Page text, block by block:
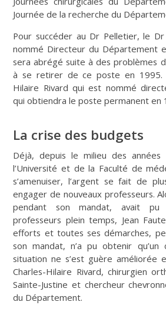
Journée de la recherche du
Pour succéder au Dr Pelletier, le Dr
nommé Directeur du Département
sera abrégé suite à des problèmes
à se retirer de ce poste en 1995.
Hilaire Rivard qui est nommé
qui obtiendra le poste permanent en
La crise des budgets
Déjà, depuis le milieu des
l’Université et de la Faculté de
s’amenuiser, l’argent se fait de
engager de nouveaux professeurs.
pendant son mandat, avait pu
professeurs plein temps, Jean
efforts et toutes ses démarches,
son mandat, n’a pu obtenir qu’un
situation ne s’est guère améliorée
Charles-Hilaire Rivard, chirurgien
Sainte-Justine et chercheur
du Département.